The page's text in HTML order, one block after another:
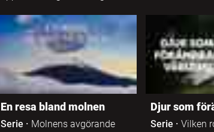
En resa bland molnen
Serie · Molnens avgörande
Djur som
Serie ·Vilken